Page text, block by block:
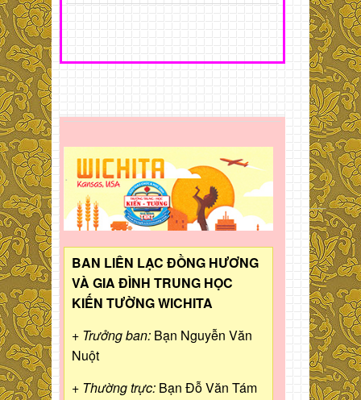
BAN LIÊN LẠC ĐỒNG HƯƠNG
VÀ GIA ĐÌNH TRUNG HỌC
KIẾN TƯỜNG WICHITA
+ Trưởng ban: Bạn Nguyễn Văn
Nuột
+ Thường trực: Bạn Đỗ Văn Tám